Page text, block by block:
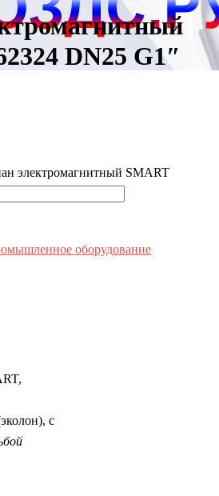
DN25 G1″
электромагнитный SMART
оборудование
с